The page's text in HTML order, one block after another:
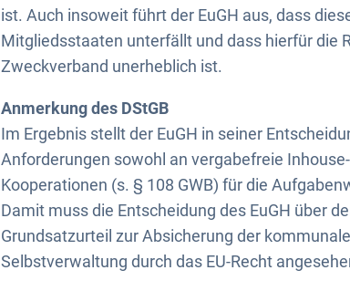
ist. Auch insoweit führt der EuGH aus, dass
Mitgliedsstaaten unterfällt und dass hierfür die
Zweckverband unerheblich ist.
Anmerkung des DStGB
Im Ergebnis stellt der EuGH in seiner
Anforderungen sowohl an vergabefreie
Kooperationen (s. § 108 GWB) für die
Damit muss die Entscheidung des EuGH über
Grundsatzurteil zur Absicherung der
Selbstverwaltung durch das EU-Recht